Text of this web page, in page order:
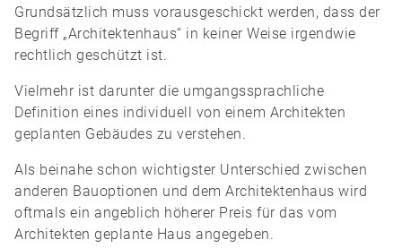
Grundsätzlich muss vorausgeschickt werden, dass der
Begriff „Architektenhaus“ in keiner Weise irgendwie
rechtlich geschützt ist.
Vielmehr ist darunter die umgangssprachliche
Definition eines individuell von einem Architekten
geplanten Gebäudes zu verstehen.
Als beinahe schon wichtigster Unterschied zwischen
anderen Bauoptionen und dem Architektenhaus wird
oftmals ein angeblich höherer Preis für das vom
Architekten geplante Haus angegeben.